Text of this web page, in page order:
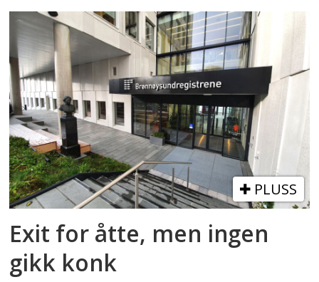
PLUSS
Exit for åtte, men ingen
gikk konk